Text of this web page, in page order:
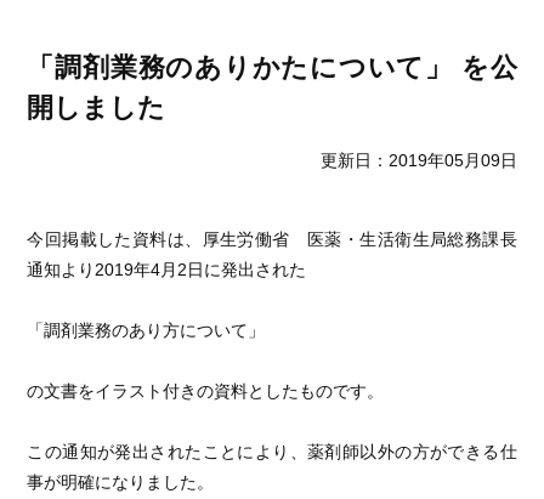
「調剤業務のありかたについて」 を公
開しました
更新日：2019年05月09日
今回掲載した資料は、厚生労働省 医薬・生活衛生局総務課長
通知より2019年4月2日に発出された
「調剤業務のあり方について」
の文書をイラスト付きの資料としたものです。
この通知が発出されたことにより、薬剤師以外の方ができる仕
事が明確になりました。